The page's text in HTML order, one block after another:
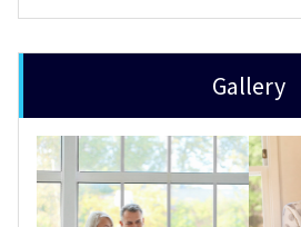
Gallery